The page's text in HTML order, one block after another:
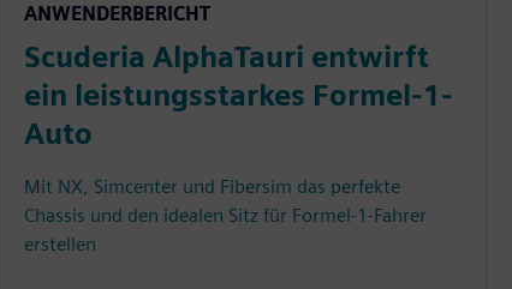
ANWENDERBERICHT
Scuderia AlphaTauri entwirft
ein leistungsstarkes Formel-1-
Auto
Mit NX, Simcenter und Fibersim das perfekte
Chassis und den idealen Sitz für Formel-1-Fahrer
erstellen